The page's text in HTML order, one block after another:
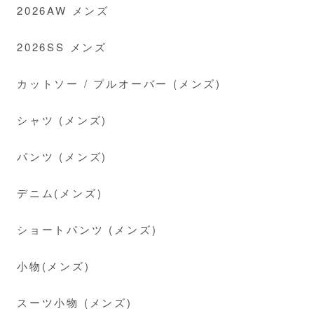
2026AW メンズ
2026SS メンズ
カットソー / プルオーバー (メンズ)
シャツ (メンズ)
パンツ (メンズ)
デニム(メンズ)
ショートパンツ (メンズ)
小物(メンズ)
スーツ小物 (メンズ)